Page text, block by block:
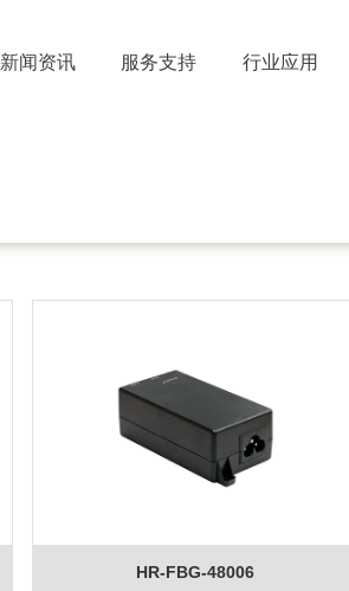
新闻资讯 服务支持 行业应用
HR-FBG-48006